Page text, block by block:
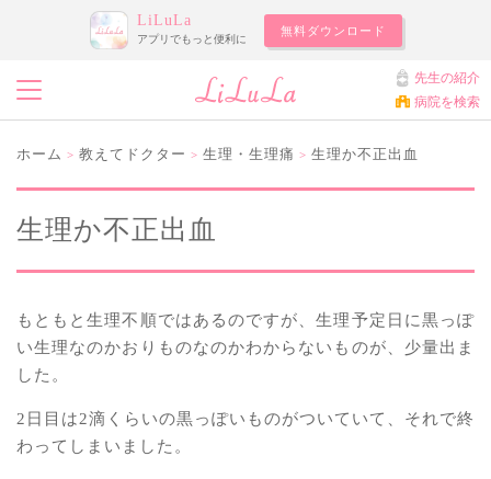
LiLuLa
アプリでもっと便利に
無料ダウンロード
先生の紹介
病院を検索
ホーム > 教えてドクター > 生理・生理痛 > 生理か不正出血
生理か不正出血
もともと生理不順ではあるのですが、生理予定日に黒っぽ
い生理なのかおりものなのかわからないものが、少量出ま
した。
2日目は2滴くらいの黒っぽいものがついていて、それで終
わってしまいました。